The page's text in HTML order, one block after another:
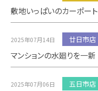
敷地いっぱいのカーポート
2025年07月14日 廿日市店
マンションの水廻りを一新
2025年07月06日 五日市店